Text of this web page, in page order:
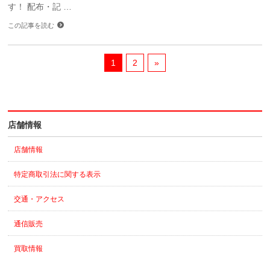
す！ 配布・記 …
この記事を読む
1 2 »
店舗情報
店舗情報
特定商取引法に関する表示
交通・アクセス
通信販売
買取情報